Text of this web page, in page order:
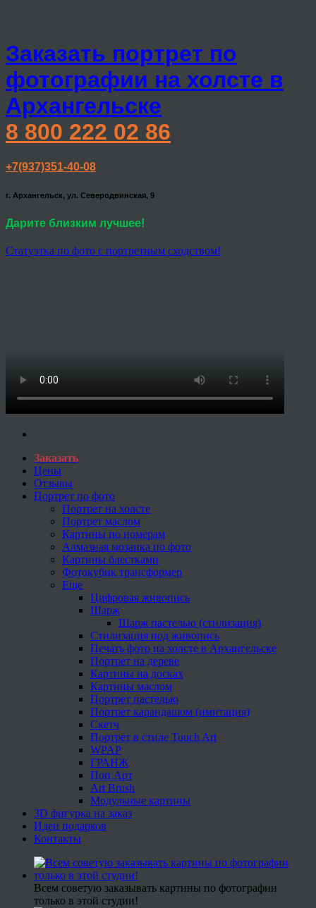
Заказать портрет по
фотографии на холсте в
Архангельске
8 800 222 02 86
+7(937)351-40-08
г. Архангельск, ул. Северодвинская, 9
Дарите близким лучшее!
Статуэтка по фото с портретным сходством!
Заказать
Цены
Отзывы
Портрет по фото
Портрет на холсте
Портрет маслом
Картины по номерам
Алмазная мозаика по фото
Картины блестками
Фотокубик трансформер
Еще
Цифровая живопись
Шарж
Шарж пастелью (стилизация)
Стилизация под живопись
Печать фото на холсте в Архангельске
Портрет на дереве
Картины на досках
Картины маслом
Портрет пастелью
Портрет карандашом (имитация)
Скетч
Портрет в стиле Touch Art
WPAP
ГРАНЖ
Поп Арт
Art Brush
Модульные картины
3D фигурка на заказ
Идеи подарков
Контакты
Всем советую заказывать картины по фотографии
только в этой студии!